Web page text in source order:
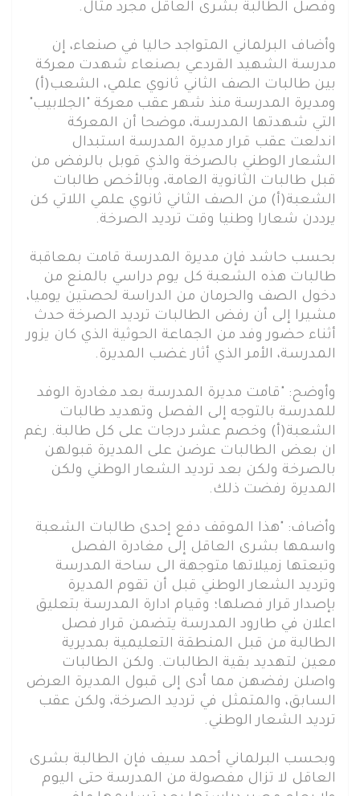
وفصل الطالبة بشرى العاقل مجرد مثال.
وأضاف البرلماني المتواجد حاليا في صنعاء، إن
مدرسة الشهيد القردعي بصنعاء شهدت معركة
بين طالبات الصف الثاني ثانوي علمي، الشعب(أ)
ومديرة المدرسة منذ شهر عقب معركة "الجلابيب"
التي شهدتها المدرسة، موضحا أن المعركة
اندلعت عقب قرار مديرة المدرسة استبدال
الشعار الوطني بالصرخة والذي قوبل بالرفض من
قبل طالبات الثانوية العامة، وبالأخص طالبات
الشعبة(أ) من الصف الثاني ثانوي علمي اللاتي كن
يرددن شعارا وطنيا وقت ترديد الصرخة.
بحسب حاشد فإن مديرة المدرسة قامت بمعاقبة
طالبات هذه الشعبة كل يوم دراسي بالمنع من
دخول الصف والحرمان من الدراسة لحصتين يوميا،
مشيرا إلى أن رفض الطالبات ترديد الصرخة حدث
أثناء حضور وفد من الجماعة الحوثية الذي كان يزور
المدرسة، الأمر الذي أثار غضب المديرة.
وأوضح: "قامت مديرة المدرسة بعد مغادرة الوفد
للمدرسة بالتوجه إلى الفصل وتهديد طالبات
الشعبة(أ) وخصم عشر درجات على كل طالبة. رغم
ان بعض الطالبات عرضن على المديرة قبولهن
بالصرخة ولكن بعد ترديد الشعار الوطني ولكن
المديرة رفضت ذلك.
وأضاف: "هذا الموقف دفع إحدى طالبات الشعبة
واسمها بشرى العاقل إلى مغادرة الفصل
وتبعتها زميلاتها متوجهة الى ساحة المدرسة
وترديد الشعار الوطني قبل أن تقوم المديرة
بإصدار قرار فصلها؛ وقيام ادارة المدرسة بتعليق
اعلان في طارود المدرسة يتضمن قرار فصل
الطالبة من قبل المنطقة التعليمية بمديرية
معين لتهديد بقية الطالبات. ولكن الطالبات
واصلن رفضهن مما أدى إلى قبول المديرة العرض
السابق، والمتمثل في ترديد الصرخة، ولكن عقب
ترديد الشعار الوطني.
وبحسب البرلماني أحمد سيف فإن الطالبة بشرى
العاقل لا تزال مفصولة من المدرسة حتى اليوم